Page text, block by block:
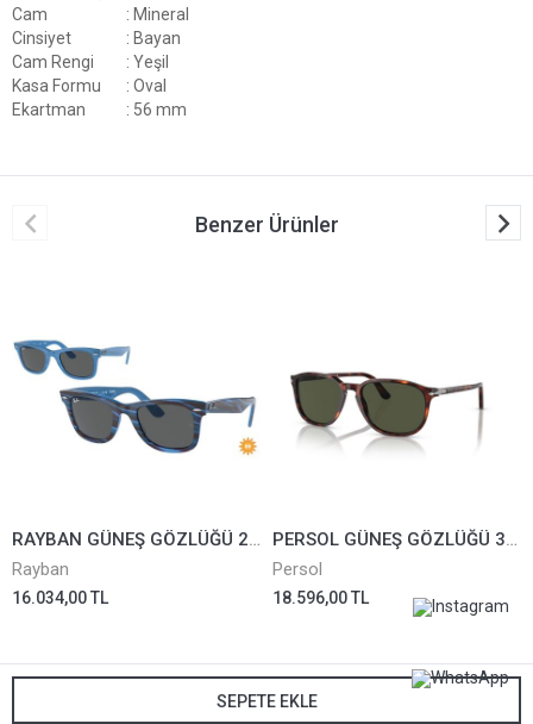
SEPETE EKLE
Cam
: Mineral
Cinsiyet
: Bayan
Cam Rengi
: Yeşil
Kasa Formu
: Oval
Ekartman
: 56 mm
Benzer Ürünler
RAYBAN GÜNEŞ GÖZLÜĞÜ 2140-1409/B1*50
Rayban
16.034,00 TL
PERSOL GÜNEŞ GÖZLÜĞÜ 3019-S-24/31
Persol
18.596,00 TL